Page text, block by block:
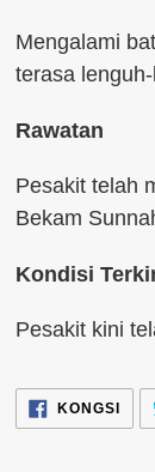
Mengalami
terasa
Rawatan
Pesakit telah
Bekam
Kondisi
Pesakit kini
KONGSI